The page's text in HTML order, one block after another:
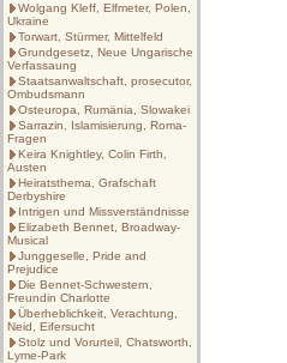
Wolgang Kleff, Elfmeter, Polen,
Ukraine
Torwart, Stürmer, Mittelfeld
Grundgesetz, Neue Ungarische
Verfassaung
Staatsanwaltschaft, prosecutor,
Ombudsmann
Osteuropa, Rumänia, Slowakei
Sarrazin, Islamisierung, Roma-
Fragen
Keira Knightley, Colin Firth,
Austen
Heiratsthema, Grafschaft
Derbyshire
Intrigen und Missverständnisse
Elizabeth Bennet, Broadway-
Musical
Junggeselle, Pride and
Prejudice
Die Bennet-Schwestern,
Freundin Charlotte
Überheblichkeit, Verachtung,
Neid, Eifersucht
Stolz und Vorurteil, Chatsworth,
Lyme-Park